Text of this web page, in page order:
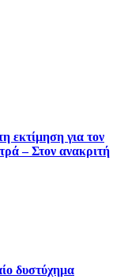
εκτίμηση για τον
– Στον ανακριτή
δυστύχημα